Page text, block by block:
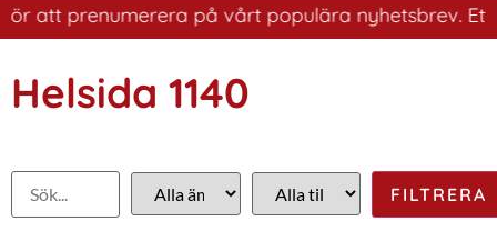
att prenumerera på vårt populära nyhetsbrev. Ett
Helsida 1140